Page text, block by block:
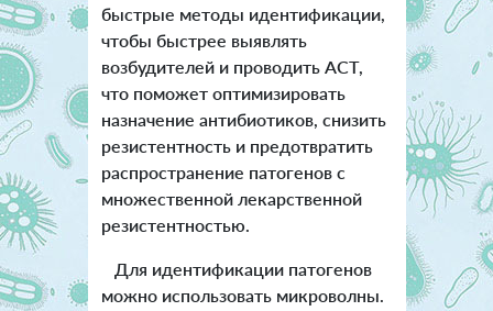
быстрые методы идентификации,
чтобы быстрее выявлять
возбудителей и проводить АСТ,
что поможет оптимизировать
назначение антибиотиков, снизить
резистентность и предотвратить
распространение патогенов с
множественной лекарственной
резистентностью.
Для идентификации патогенов
можно использовать микроволны.